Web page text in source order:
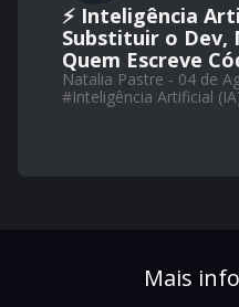
⚡ Inteligência
Substituir o Dev,
Quem Escreve
Natalia Pastre - 04 de
#Inteligência Artificial
Mais